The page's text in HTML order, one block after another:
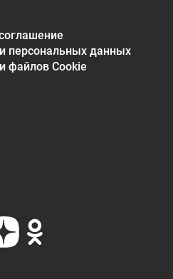
персональных данных
файлов Cookie